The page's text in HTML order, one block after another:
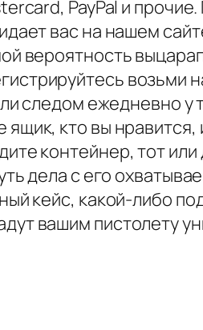
PayPal и
вас на нашем
вероятность
возьми
следом ежедневно у
кто вы нравится,
контейнер, тот или
дела с его
кейс, какой-либо
вашим пистолету